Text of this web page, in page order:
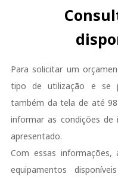
Para solicitar um
tipo de utilização e se
também da tela de até
informar as condições
apresentado.
Com essas
equipamentos